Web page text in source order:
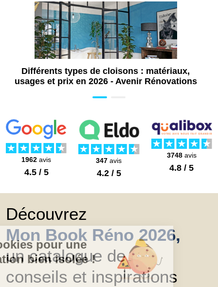
Travaux d'isolation à Olivet - Orléans (45)
Aménagement de combles à Olivet -
Orléans (45)
Ravalement de façade à Orléans (45)
Rénovation toiture à Orléans (45)
Travaux de rénovation énergétique à
Orléans (45)
Travaux de dallage extérieur à Orléans
(45)
Travaux de rénovation sol intérieur à
Orléans (45)
Différents types de cloisons : matériaux,
usages et prix en 2026 - Avenir Rénovations
1962 avis
4.5 / 5
347 avis
4.2 / 5
3748avis
4.8 / 5
Découvrez
Mon Book Réno 2026,
un catalogue de
conseils et inspirations